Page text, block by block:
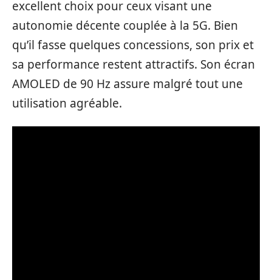
excellent choix pour ceux visant une
autonomie décente couplée à la 5G. Bien
qu’il fasse quelques concessions, son prix et
sa performance restent attractifs. Son écran
AMOLED de 90 Hz assure malgré tout une
utilisation agréable.